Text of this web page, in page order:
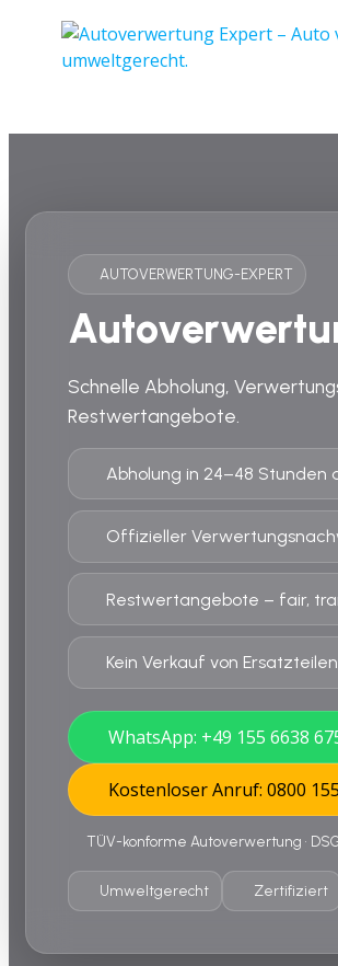
AUTOVERWERTUNG-EXPERT
Schnelle Abholung,
Restwertangebote.
Abholung in 24–48 Stunden
Offizieller
Restwertangebote – fair,
Kein Verkauf von Ersatzteilen
WhatsApp: +49 155 6638
Kostenloser Anruf: 0800
TÜV-konforme Autoverwertung •
Umweltgerecht Zertifiziert